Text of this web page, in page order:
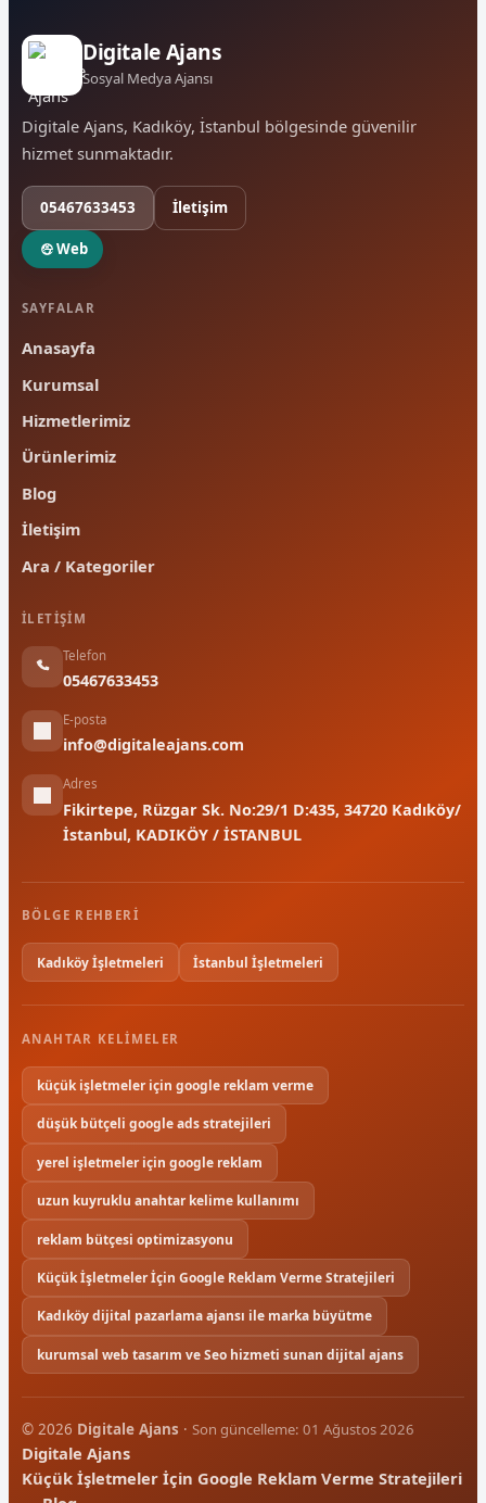
Digitale Ajans
Sosyal Medya Ajansı
Digitale Ajans, Kadıköy, İstanbul bölgesinde güvenilir
hizmet sunmaktadır.
05467633453 İletişim
Web
SAYFALAR
Anasayfa
Kurumsal
Hizmetlerimiz
Ürünlerimiz
Blog
İletişim
Ara / Kategoriler
İLETIŞIM
Telefon
05467633453
E-posta
info@digitaleajans.com
Adres
Fikirtepe, Rüzgar Sk. No:29/1 D:435, 34720 Kadıköy/
İstanbul, KADIKÖY / İSTANBUL
BÖLGE REHBERI
Kadıköy İşletmeleri İstanbul İşletmeleri
ANAHTAR KELIMELER
küçük işletmeler için google reklam verme
düşük bütçeli google ads stratejileri
yerel işletmeler için google reklam
uzun kuyruklu anahtar kelime kullanımı
reklam bütçesi optimizasyonu
Küçük İşletmeler İçin Google Reklam Verme Stratejileri
Kadıköy dijital pazarlama ajansı ile marka büyütme
kurumsal web tasarım ve Seo hizmeti sunan dijital ajans
© 2026 Digitale Ajans · Son güncelleme: 01 Ağustos 2026
Digitale Ajans
Küçük İşletmeler İçin Google Reklam Verme Stratejileri